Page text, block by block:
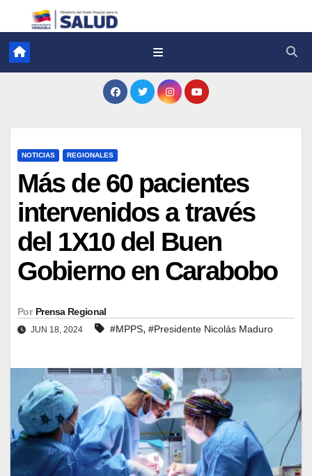
NOTICIAS REGIONALES
Más de 60 pacientes
intervenidos a través
del 1X10 del Buen
Gobierno en Carabobo
Por Prensa Regional
JUN 18, 2024 #MPPS, #Presidente Nicolás Maduro